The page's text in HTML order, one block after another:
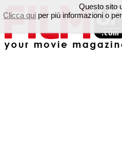
Questo sito
Clicca qui per più informazioni o